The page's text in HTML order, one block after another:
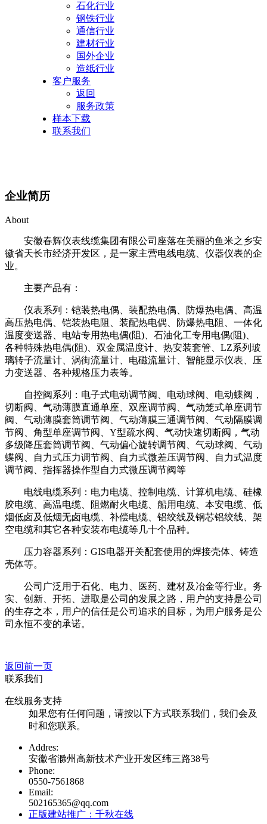
石化行业
钢铁行业
通信行业
建材行业
国外企业
造纸行业
客户服务
返回
服务政策
样本下载
联系我们
企业简历
About
安徽春辉仪表线缆集团有限公司座落在美丽的鱼米之乡安
徽省天长市经济开发区，是一家主营电线电缆、仪器仪表的企
业。
主要产品有 ：
仪表系列：铠装热电偶、装配热电偶、防爆热电偶、高温
高压热电偶、铠装热电阻、装配热电偶、防爆热电阻、一体化
温度变送器、电站专用热电偶(阻)、石油化工专用电偶(阻)、
各种特殊热电偶(阻)、双金属温度计、热安装套管、LZ系列玻
璃转子流量计、涡街流量计、电磁流量计、智能显示仪表、压
力变送器、各种规格压力表等。
自控阀系列：电子式电动调节阀、电动球阀、电动蝶阀，
切断阀、气动薄膜直通单座、双座调节阀、气动笼式单座调节
阀、气动薄膜套筒调节阀、气动薄膜三通调节阀、气动隔膜调
节阀、角型单座调节阀、Y型疏水阀、气动快速切断阀，气动
多级降压套筒调节阀、气动偏心旋转调节阀、气动球阀、气动
蝶阀、自力式压力调节阀、自力式微差压调节阀、自力式温度
调节阀、指挥器操作型自力式微压调节阀等
电线电缆系列 ： 电力电缆、控制电缆、计算机电缆、硅橡
胶电缆、高温电缆、阻燃耐火电缆、船用电缆、本安电缆、低
烟低卤及低烟无卤电缆、补偿电缆、铝绞线及钢芯铝绞线、架
空电缆和其它各种安装布电缆等几十个品种。
压力容器系列：GIS电器开关配套使用的焊接壳体、铸造
壳体等。
公司广泛用于石化、电力、医药、建材及冶金等行业。务
实、创新、开拓、进取是公司的发展之路，用户的支持是公司
的生存之本，用户的信任是公司追求的目标，为用户服务是公
司永恒不变的承诺。
返回前一页
联系我们
在线服务支持
如果您有任何问题，请按以下方式联系我们，我们会及
时和您联系。
Addres:
安徽省滁州高新技术产业开发区纬三路38号
Phone:
0550-7561868
Email:
502165365@qq.com
正版建站推广：千秋在线